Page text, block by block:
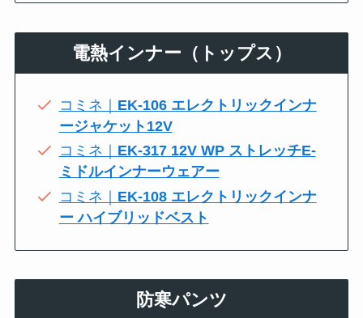
電熱インナー（トップス）
コミネ｜ EK-106 エレクトリックインナ
ージャケット12V
コミネ｜ EK-317 12V WP ストレッチE-
ミドルインナーウェアー
コミネ｜ EK-108 エレクトリックインナ
ー ハイブリッドベスト
防寒パンツ